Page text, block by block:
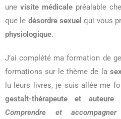
une visite médicale préalable
que le désordre sexuel qui vous
physiologique.
J’ai complété ma formation de
formations sur le thème de la
lu leurs livres, je suis allée me
gestalt-thérapeute et
Comprendre et